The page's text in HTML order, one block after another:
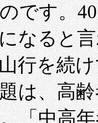
です。
なると
行を続
は、高
「中高